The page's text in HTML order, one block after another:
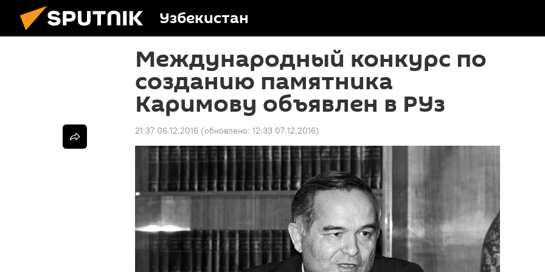
Узбекистан
Международный конкурс по
созданию памятника
Каримову объявлен в РУз
21:37 06.12.2016 (обновлено: 12:33 07.12.2016)